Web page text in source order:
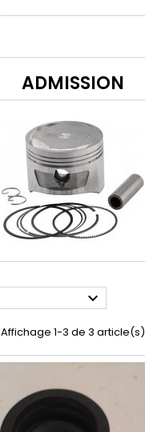
ADMISSION

Affichage 1-3 de 3 article(s)